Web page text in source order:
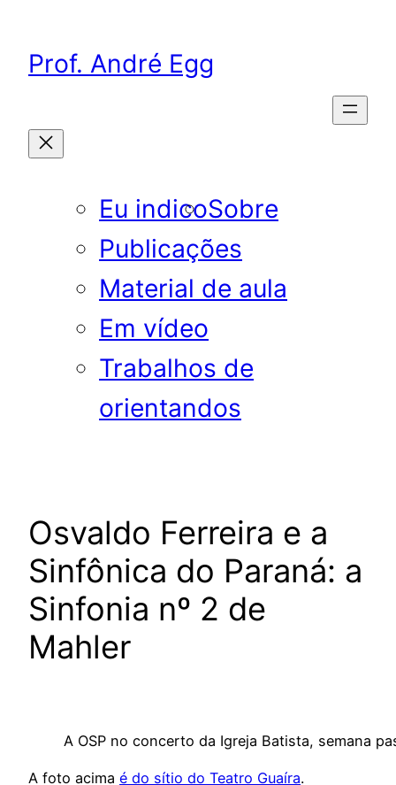
Prof. André Egg
Eu indicoSobre
Publicações
Material de aula
Em vídeo
Trabalhos de
orientandos
Osvaldo Ferreira e a
Sinfônica do Paraná: a
Sinfonia nº 2 de
Mahler
A OSP no concerto da Igreja Batista, semana
A foto acima é do sítio do Teatro Guaíra.